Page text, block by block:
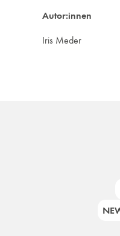
Autor:innen
Iris Meder